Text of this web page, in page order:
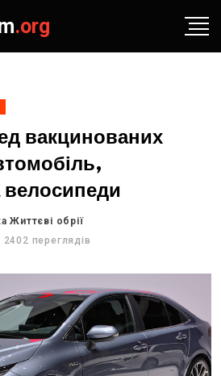
.org
вакцинованих
велосипеди
Життєві обрії
2402 переглядів